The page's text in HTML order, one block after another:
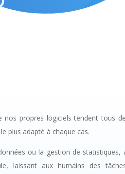
nos propres logiciels tendent tous
plus adapté à chaque cas.
ou la gestion de statistiques,
laissant aux humains des